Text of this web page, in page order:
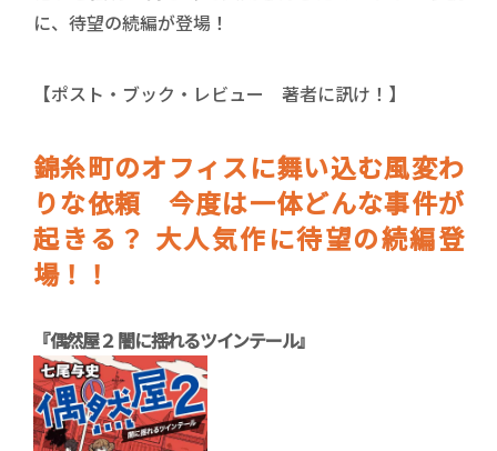
に、待望の続編が登場！
【ポスト・ブック・レビュー 著者に訊け！】
錦糸町のオフィスに舞い込む風変わ
りな依頼 今度は一体どんな事件が
起きる？ 大人気作に待望の続編登
場！！
『偶然屋２ 闇に揺れるツインテール』